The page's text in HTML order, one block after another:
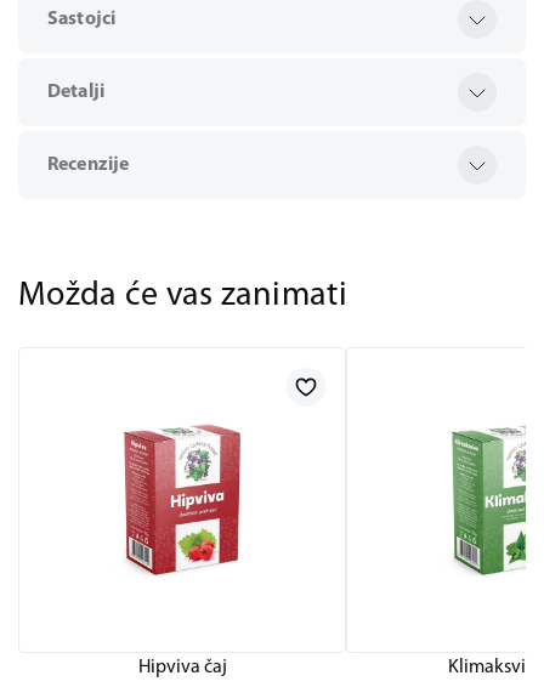
Sastojci
Detalji
Recenzije
Možda će vas zanimati
Hipviva čaj